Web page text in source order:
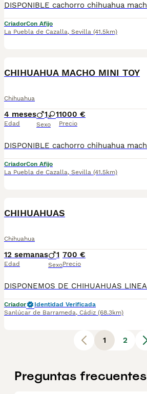
CriadorCon Afijo
La Puebla de Cazalla, Sevilla (41.5km)
CHIHUAHUA MACHO MINI TOY
Chihuahua
4 meses
Edad
1 1
Sexo
1000 €
Precio
CriadorCon Afijo
La Puebla de Cazalla, Sevilla (41.5km)
CHIHUAHUAS
Chihuahua
12 semanas
Edad
1
Sexo
700 €
Precio
Criador
Identidad Verificada
Sanlúcar de Barrameda, Cádiz (68.3km)
1 2
Preguntas frecuentes